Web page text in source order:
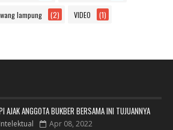
lampung (2) VIDEO (1)
AJAK ANGGOTA BUKBER BERSAMA INI TUJUANNYA
Apr 08, 2022